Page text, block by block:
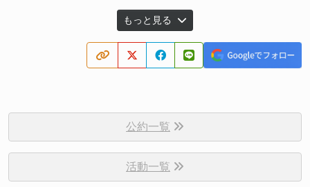
もっと見る
公約一覧
活動一覧